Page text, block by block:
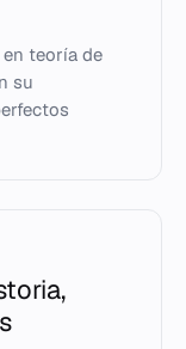
teoría de
su